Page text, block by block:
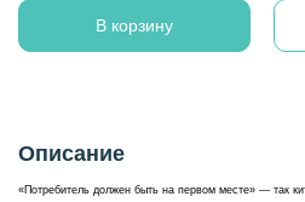
В корзину
Описание
«Потребитель должен быть на первом месте» — так